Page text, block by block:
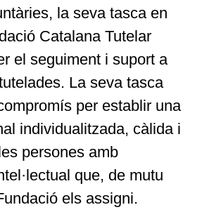
la seva tasca en
Catalana Tutelar
el seguiment i suport a
La seva tasca
per establir una
individualitzada, càlida i
persones amb
que, de mutu
els assigni.